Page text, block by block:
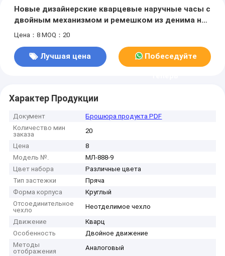
Новые дизайнерские кварцевые наручные часы с
двойным механизмом и ремешком из денима на
продажу
Цена：8 MOQ：20
Лучшая цена Побеседуйте
Характер Продукции
Документ
Брошюра продукта PDF
Количество мин
заказа
20
Цена
8
Модель №.
МЛ-888-9
Цвет набора
Различные цвета
Тип застежки
Пряча
Форма корпуса
Круглый
Отсоединительное
чехло
Неотделимое чехло
Движение
Кварц
Особенность
Двойное движение
Методы
отображения
Аналоговый